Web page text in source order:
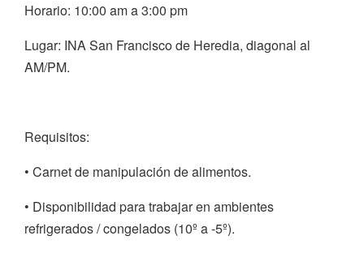
Horario: 10:00 am a 3:00 pm
Lugar: INA San Francisco de Heredia, diagonal al
AM/PM.
Requisitos:
• Carnet de manipulación de alimentos.
• Disponibilidad para trabajar en ambientes
refrigerados / congelados (10º a -5º).